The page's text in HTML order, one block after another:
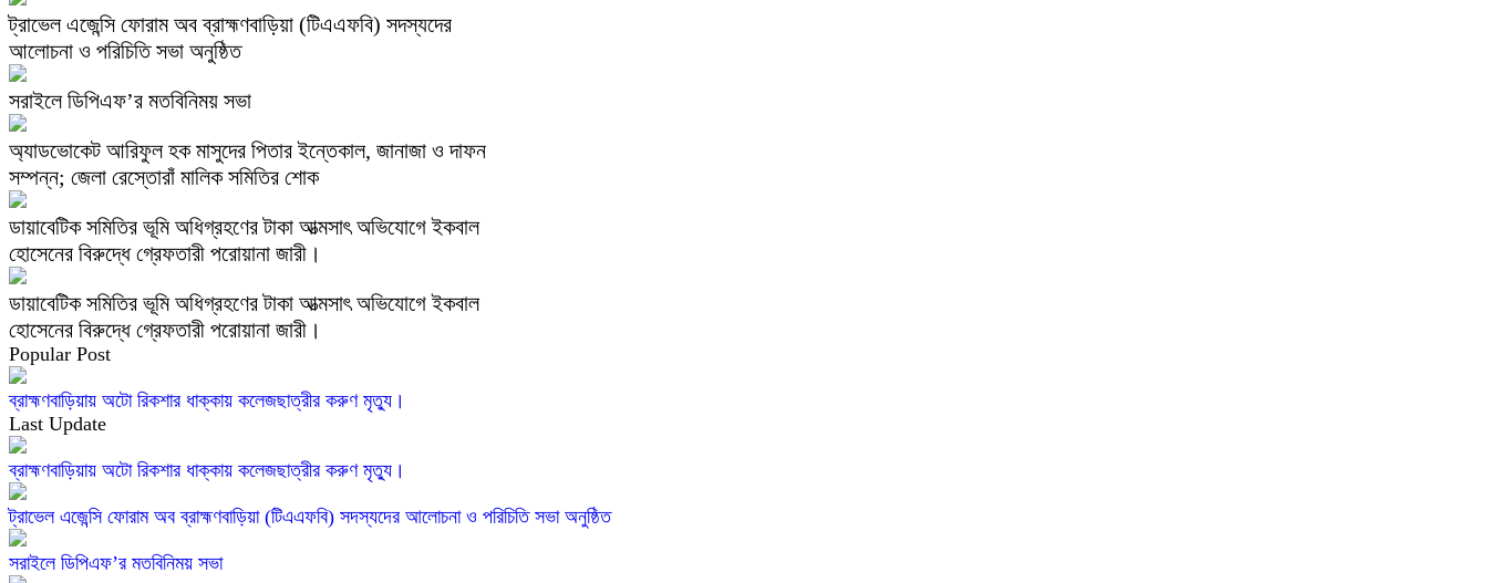
ট্রাভেল এজেন্সি ফোরাম অব ব্রাহ্মণবাড়িয়া (টিএএফবি) সদস্যদের
আলোচনা ও পরিচিতি সভা অনুষ্ঠিত
সরাইলে ডিপিএফ’র মতবিনিময় সভা
অ্যাডভোকেট আরিফুল হক মাসুদের পিতার ইন্তেকাল, জানাজা ও দাফন
সম্পন্ন; জেলা রেস্তোরাঁ মালিক সমিতির শোক
ডায়াবেটিক সমিতির ভূমি অধিগ্রহণের টাকা আত্মসাৎ অভিযোগে ইকবাল
হোসেনের বিরুদ্ধে গ্রেফতারী পরোয়ানা জারী।
ডায়াবেটিক সমিতির ভূমি অধিগ্রহণের টাকা আত্মসাৎ অভিযোগে ইকবাল
হোসেনের বিরুদ্ধে গ্রেফতারী পরোয়ানা জারী।
Popular Post
ব্রাহ্মণবাড়িয়ায় অটো রিকশার ধাক্কায় কলেজছাত্রীর করুণ মৃত্যু।
Last Update
ব্রাহ্মণবাড়িয়ায় অটো রিকশার ধাক্কায় কলেজছাত্রীর করুণ মৃত্যু।
ট্রাভেল এজেন্সি ফোরাম অব ব্রাহ্মণবাড়িয়া (টিএএফবি) সদস্যদের আলোচনা ও পরিচিতি সভা অনুষ্ঠিত
সরাইলে ডিপিএফ’র মতবিনিময় সভা